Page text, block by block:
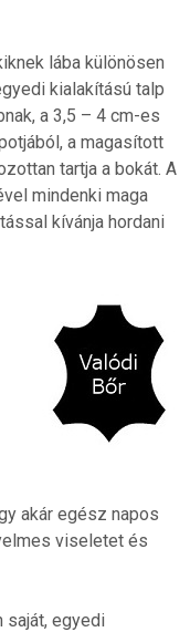
lába különösen
kialakítású talp
a 3,5 – 4 cm-es
a magasított
tartja a bokát. A
mindenki maga
kívánja hordani
akár egész napos
viseletet és
saját, egyedi